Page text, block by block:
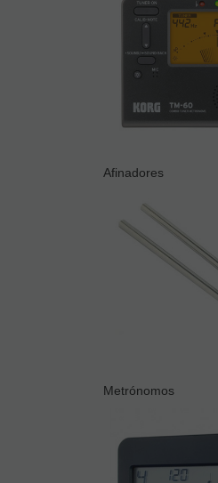
Afinadores
Metrónomos